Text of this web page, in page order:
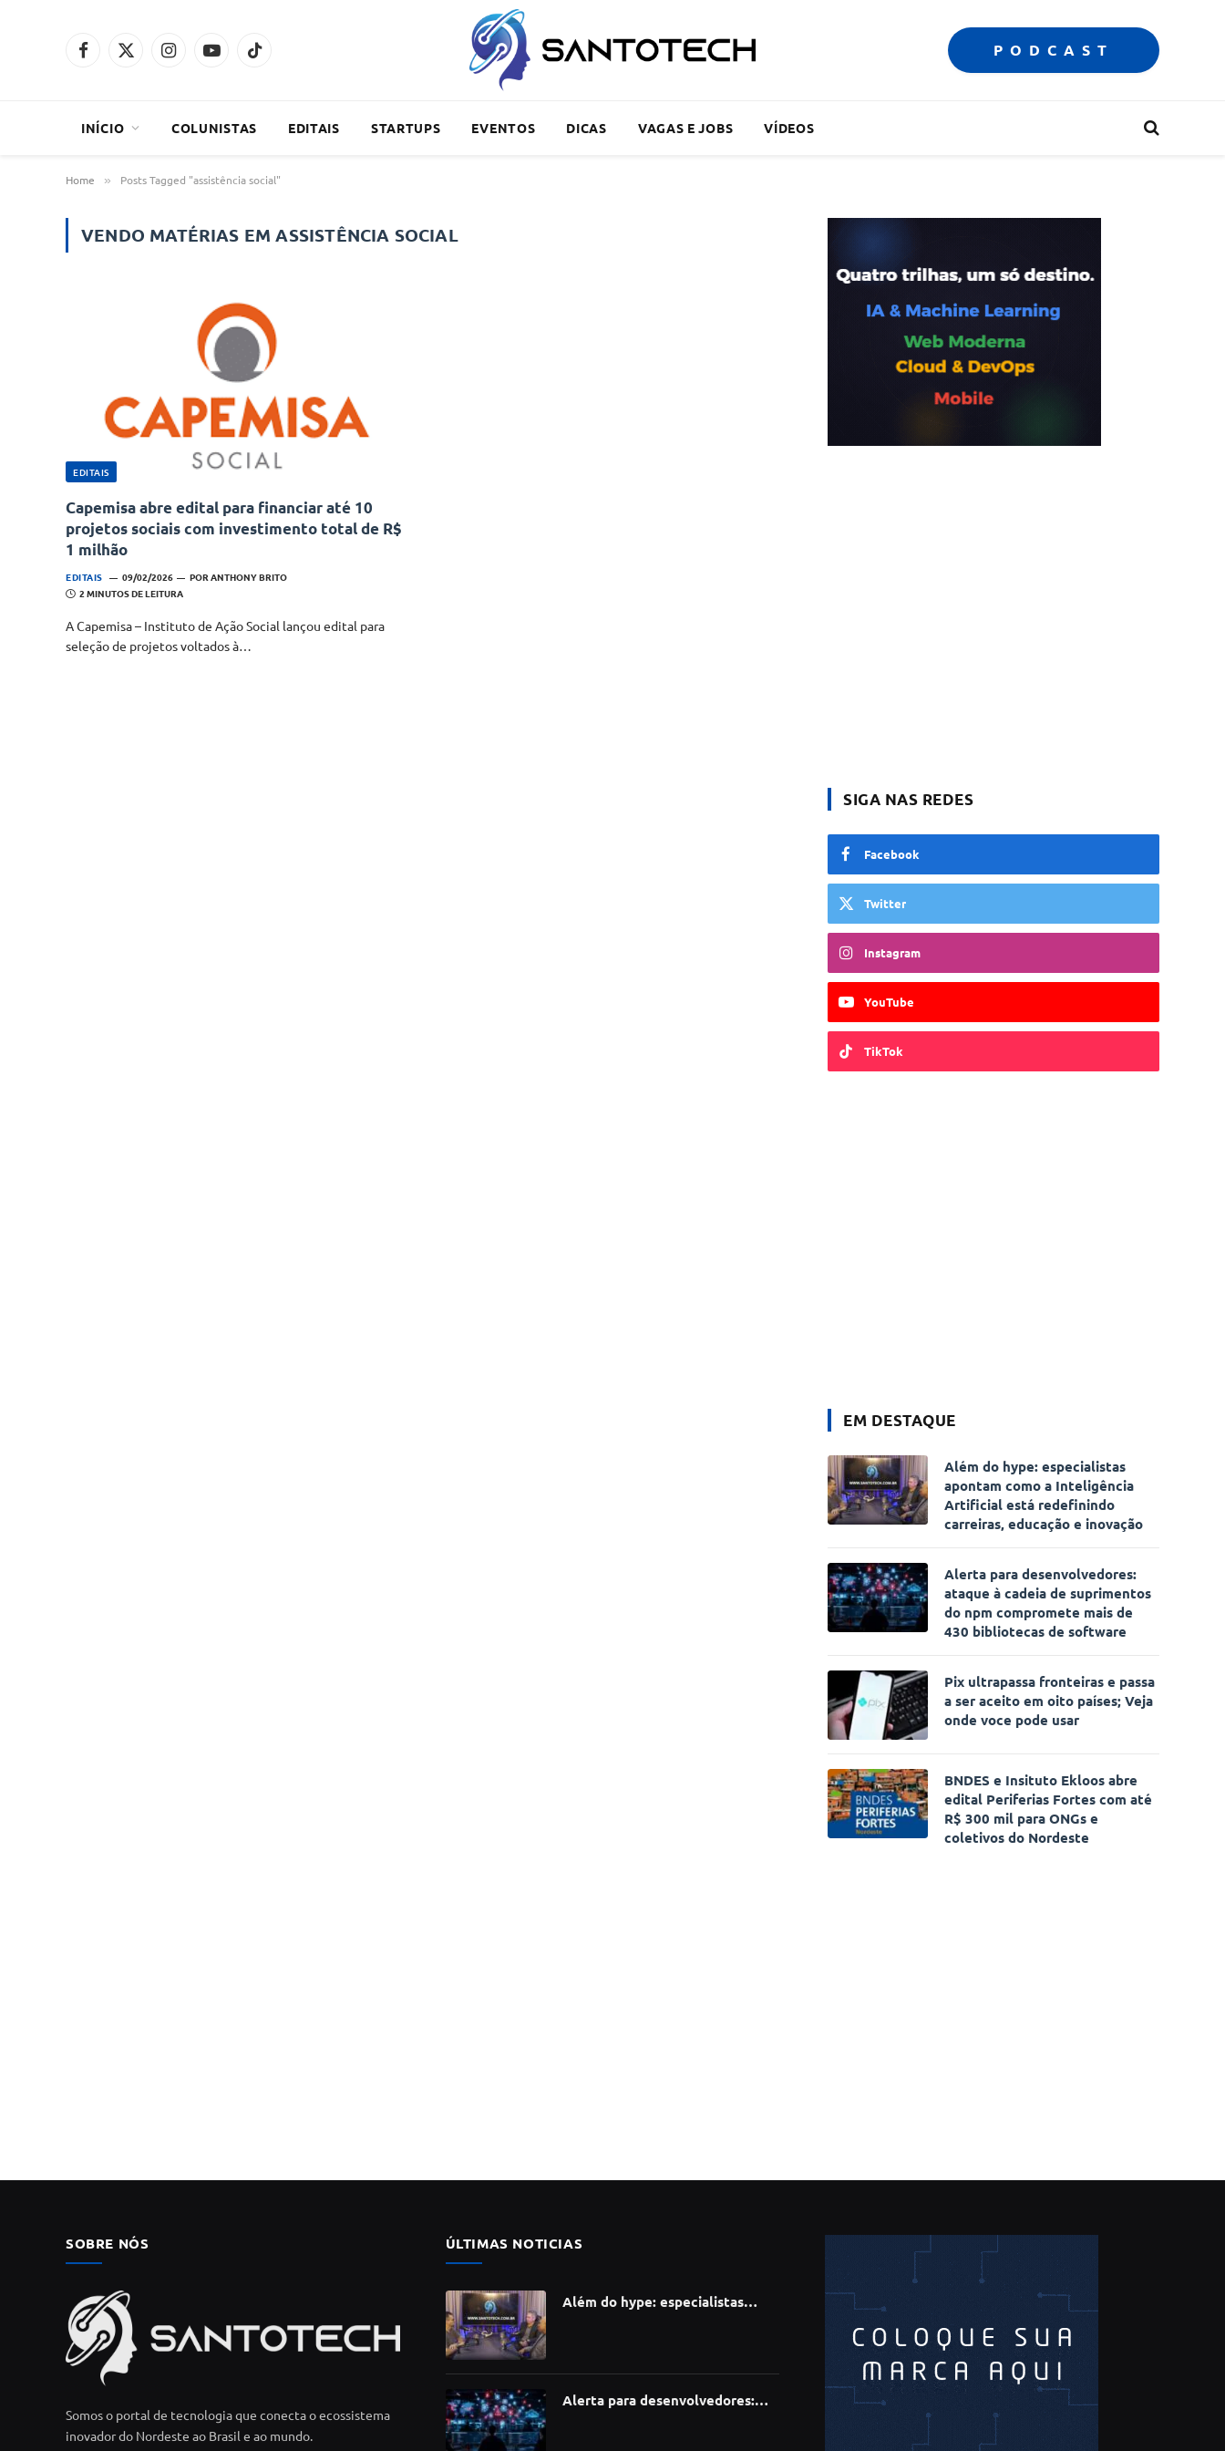
Facebook
X
InstagramYouTubeTikTok PODCAST
INÍCIO COLUNISTAS EDITAIS STARTUPS EVENTOS DICAS VAGAS E JOBS VÍDEOS
Home » Posts Tagged "assistência social"
VENDO MATÉRIAS EMASSISTÊNCIA SOCIAL
EDITAIS
Capemisa abre edital para financiar até 10
projetos sociais com investimento total de R$
1 milhão
EDITAIS 09/02/2026 POR ANTHONY BRITO
2 MINUTOS DE LEITURA
A Capemisa – Instituto de Ação Social lançou edital para
seleção de projetos voltados à…
SIGA NAS REDES
Facebook
Twitter
Instagram
YouTube
TikTok
EM DESTAQUE
Além do hype: especialistas
apontam como a Inteligência
Artificial está redefinindo
carreiras, educação e inovação
Alerta para desenvolvedores:
ataque à cadeia de suprimentos
do npm compromete mais de
430 bibliotecas de software
Pix ultrapassa fronteiras e passa
a ser aceito em oito países; Veja
onde voce pode usar
BNDES e Insituto Ekloos abre
edital Periferias Fortes com até
R$ 300 mil para ONGs e
coletivos do Nordeste
SOBRE NÓS
Somos o portal de tecnologia que conecta o ecossistema
inovador do Nordeste ao Brasil e ao mundo.
ÚLTIMAS NOTICIAS
Além do hype: especialistas
Alerta para desenvolvedores: